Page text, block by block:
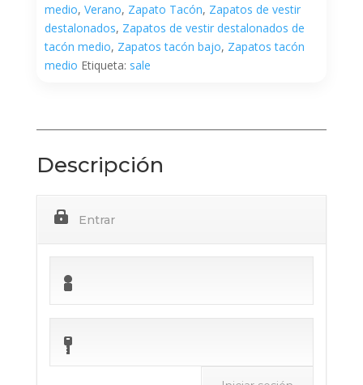
medio, Verano, Zapato Tacón, Zapatos de vestir
destalonados, Zapatos de vestir destalonados de
tacón medio, Zapatos tacón bajo, Zapatos tacón
medio Etiqueta: sale
Descripción
Entrar